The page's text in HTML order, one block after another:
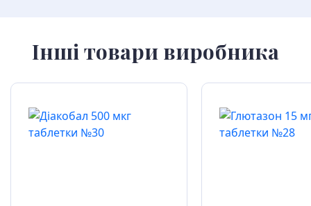
Інші товари виробника